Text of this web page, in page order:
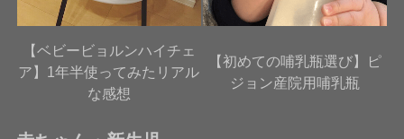
【ベビービョルンハイチェ
ア】1年半使ってみたリアル
な感想
【初めての哺乳瓶選び】ピ
ジョン産院用哺乳瓶